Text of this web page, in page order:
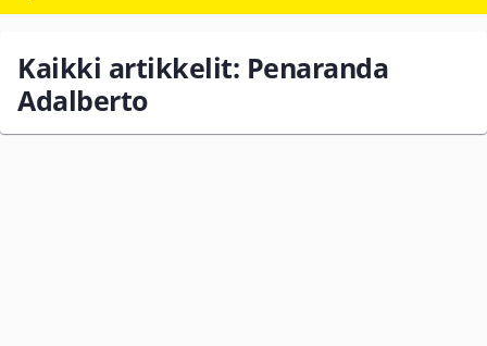
Kaikki artikkelit: Penaranda
Adalberto